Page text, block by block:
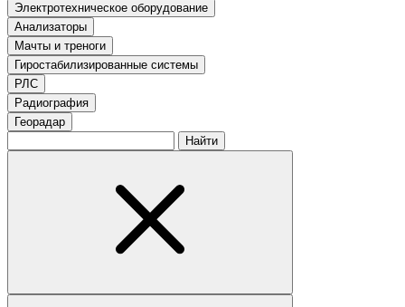
Электротехническое оборудование
Анализаторы
Мачты и треноги
Гиростабилизированные системы
РЛС
Радиография
Георадар
Найти